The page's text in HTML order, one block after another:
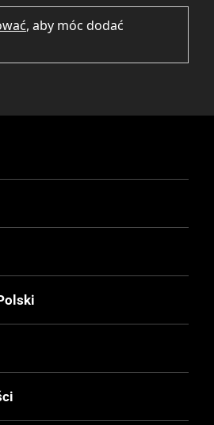
, aby móc dodać